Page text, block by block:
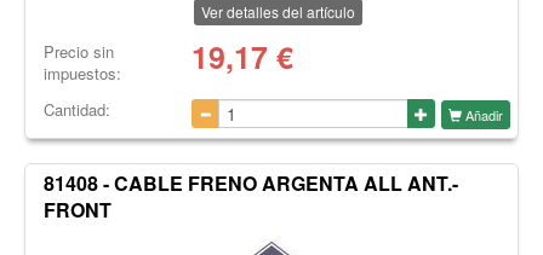
Ver detalles del artículo
Precio sin
impuestos:
19,17€
Cantidad: Añadir
81408 - CABLE FRENO ARGENTA ALL ANT.-
FRONT